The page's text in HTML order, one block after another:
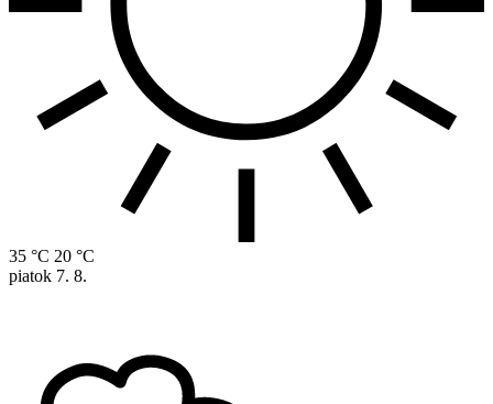
35 °C 20 °C
piatok 7. 8.